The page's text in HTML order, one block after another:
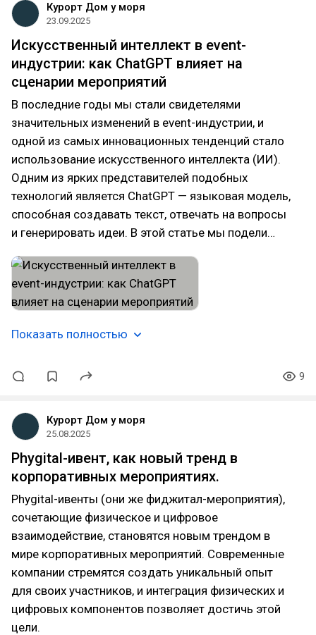
Курорт Дом у моря
23.09.2025
Искусственный интеллект в event-
индустрии: как ChatGPT влияет на
сценарии мероприятий
В последние годы мы стали свидетелями
значительных изменений в event-индустрии, и
одной из самых инновационных тенденций стало
использование искусственного интеллекта (ИИ).
Одним из ярких представителей подобных
технологий является ChatGPT — языковая модель,
способная создавать текст, отвечать на вопросы
и генерировать идеи. В этой статье мы подели…
Показать полностью
9
Курорт Дом у моря
25.08.2025
Phygital-ивент, как новый тренд в
корпоративных мероприятиях.
Phygital-ивенты (они же фиджитал-мероприятия),
сочетающие физическое и цифровое
взаимодействие, становятся новым трендом в
мире корпоративных мероприятий. Современные
компании стремятся создать уникальный опыт
для своих участников, и интеграция физических и
цифровых компонентов позволяет достичь этой
цели.